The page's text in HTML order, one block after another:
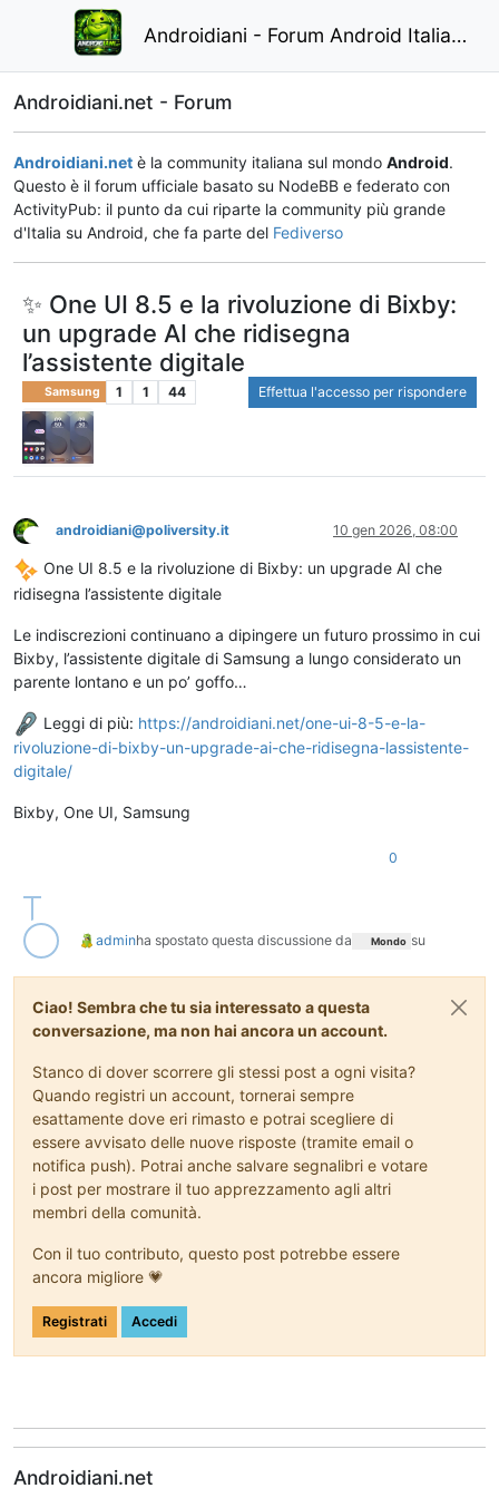
Androidiani - Forum Android Italiano
Androidiani.net - Forum
Androidiani.net è la community italiana sul mondo Android.
Questo è il forum ufficiale basato su NodeBB e federato con
ActivityPub: il punto da cui riparte la community più grande
d'Italia su Android, che fa parte del Fediverso
✨ One UI 8.5 e la rivoluzione di Bixby:
un upgrade AI che ridisegna
l’assistente digitale
Samsung 1 1 44 Effettua l'accesso per rispondere
Questo utente è esterno a questo forum
androidiani@poliversity.it 10 gen 2026, 08:00
One UI 8.5 e la rivoluzione di Bixby: un upgrade AI che
ridisegna l’assistente digitale
Le indiscrezioni continuano a dipingere un futuro prossimo in cui
Bixby, l’assistente digitale di Samsung a lungo considerato un
parente lontano e un po’ goffo…
Leggi di più: https://androidiani.net/one-ui-8-5-e-la-
rivoluzione-di-bixby-un-upgrade-ai-che-ridisegna-lassistente-
digitale/
Bixby, One UI, Samsung
0
adminha spostato questa discussione da Mondo su
Ciao! Sembra che tu sia interessato a questa
conversazione, ma non hai ancora un account.
Stanco di dover scorrere gli stessi post a ogni visita?
Quando registri un account, tornerai sempre
esattamente dove eri rimasto e potrai scegliere di
essere avvisato delle nuove risposte (tramite email o
notifica push). Potrai anche salvare segnalibri e votare
i post per mostrare il tuo apprezzamento agli altri
membri della comunità.
Con il tuo contributo, questo post potrebbe essere
ancora migliore 💗
Registrati Accedi
Androidiani.net